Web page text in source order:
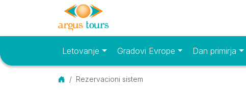
Osnovni meniLetovanje Gradovi Evrope Dan primirja
Početna
Rezervacioni sistem